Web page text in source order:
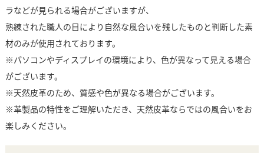
ラなどが見られる場合がございますが、
熟練された職人の目により自然な風合いを残したものと判断した素
材のみが使用されております。
※パソコンやディスプレイの環境により、色が異なって見える場合
がございます。
※天然皮革のため、質感や色が異なる場合がございます。
※革製品の特性をご理解いただき、天然皮革ならではの風合いをお
楽しみください。